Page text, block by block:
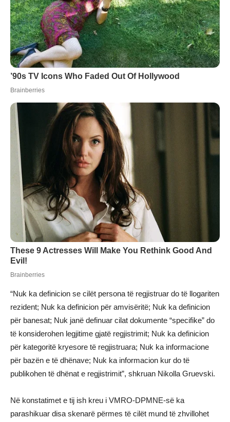
“Nuk ka definicion se cilët persona të regjistruar do të llogariten
rezident; Nuk ka definicion për amvisëritë; Nuk ka definicion
për banesat; Nuk janë definuar cilat dokumente “specifike” do
të konsiderohen legjitime gjatë regjistrimit; Nuk ka definicion
për kategoritë kryesore të regjistruara; Nuk ka informacione
për bazën e të dhënave; Nuk ka informacion kur do të
publikohen të dhënat e regjistrimit”, shkruan Nikolla Gruevski.
Në konstatimet e tij ish kreu i VMRO-DPMNE-së ka
parashikuar disa skenarë përmes të cilët mund të zhvillohet